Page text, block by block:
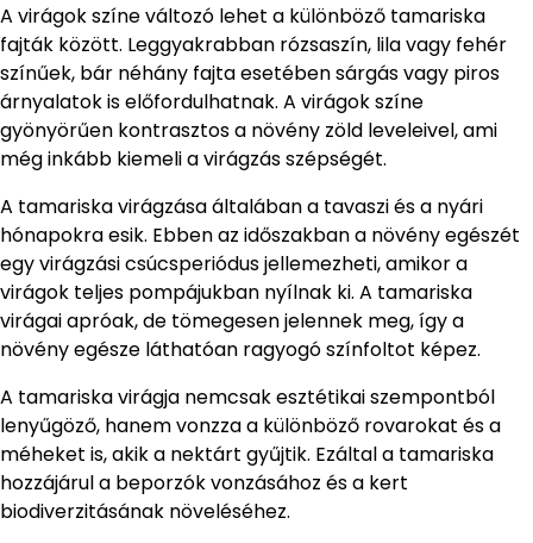
A virágok színe változó lehet a különböző tamariska
fajták között. Leggyakrabban rózsaszín, lila vagy fehér
színűek, bár néhány fajta esetében sárgás vagy piros
árnyalatok is előfordulhatnak. A virágok színe
gyönyörűen kontrasztos a növény zöld leveleivel, ami
még inkább kiemeli a virágzás szépségét.
A tamariska virágzása általában a tavaszi és a nyári
hónapokra esik. Ebben az időszakban a növény egészét
egy virágzási csúcsperiódus jellemezheti, amikor a
virágok teljes pompájukban nyílnak ki. A tamariska
virágai apróak, de tömegesen jelennek meg, így a
növény egésze láthatóan ragyogó színfoltot képez.
A tamariska virágja nemcsak esztétikai szempontból
lenyűgöző, hanem vonzza a különböző rovarokat és a
méheket is, akik a nektárt gyűjtik. Ezáltal a tamariska
hozzájárul a beporzók vonzásához és a kert
biodiverzitásának növeléséhez.